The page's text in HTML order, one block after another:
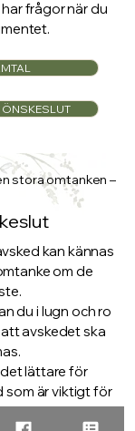
frågor när du
ÖNSKESLUT
stora omtanken –
kan kännas
om de
du i lugn och ro
avskedet ska
lättare för
som är viktigt för
när orden inte